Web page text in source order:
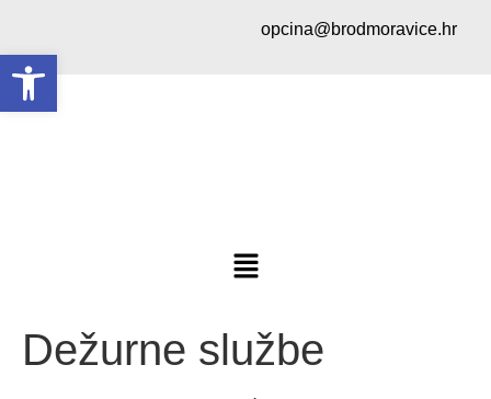
opcina@brodmoravice.hr
Dežurne službe
Open toolbar